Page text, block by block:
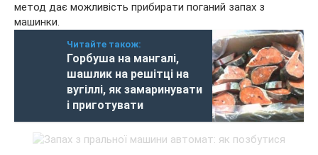
метод дає можливість прибирати поганий запах з
машинки.
Читайте також:
Горбуша на мангалі,
шашлик на решітці на
вугіллі, як замаринувати
і приготувати